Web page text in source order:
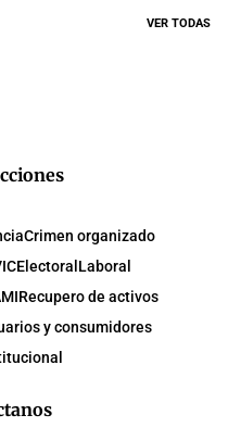
VER TODAS
Crimen organizado
Electoral Laboral
Recupero de activos
y consumidores